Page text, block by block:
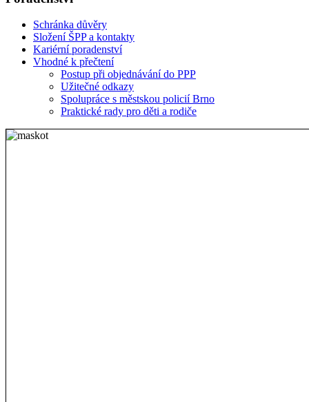
Schránka důvěry
Složení ŠPP a kontakty
Kariérní poradenství
Vhodné k přečtení
Postup při objednávání do PPP
Užitečné odkazy
Spolupráce s městskou policií Brno
Praktické rady pro děti a rodiče